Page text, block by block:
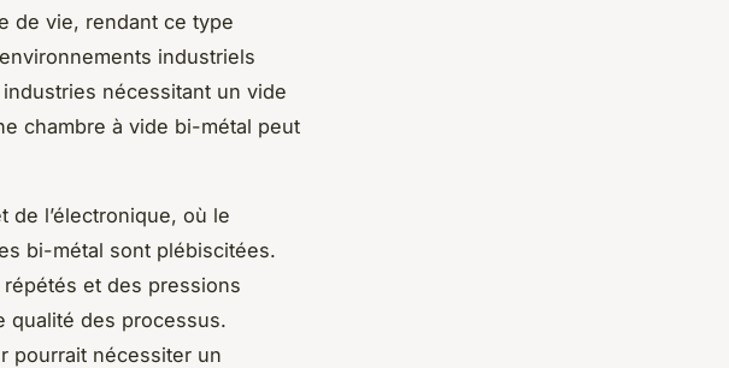
de vie, rendant ce type
industriels
nécessitant un vide
chambre à vide bi-métal peut
de l’électronique, où le
bi-métal sont plébiscitées.
et des pressions
qualité des processus.
pourrait nécessiter un